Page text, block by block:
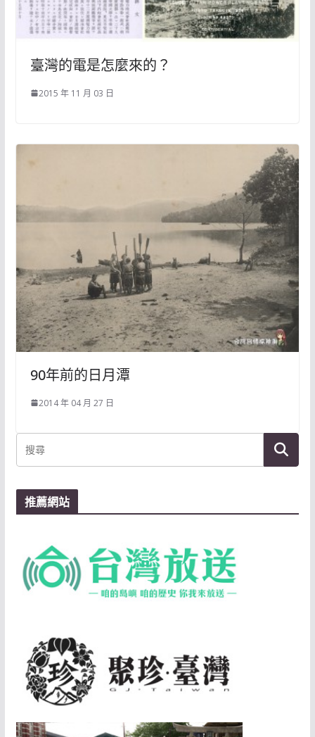
臺灣的電是怎麼來的？
2015 年 11 月 03 日
90年前的日月潭
2014 年 04 月 27 日
推薦網站